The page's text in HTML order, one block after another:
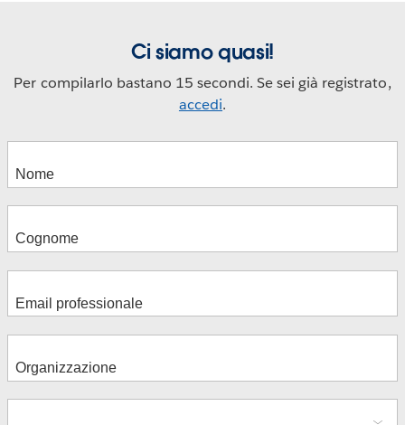
Ci siamo quasi!
Per compilarlo bastano 15 secondi. Se sei già registrato,
accedi.